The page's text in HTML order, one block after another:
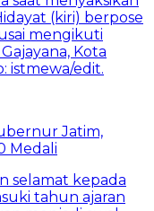
Jatim,
Medali